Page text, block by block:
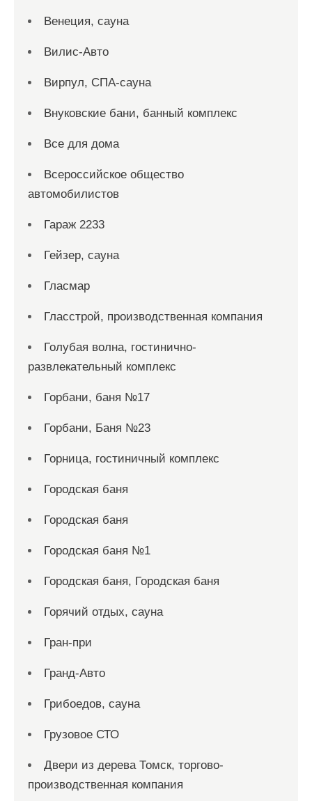
Венеция, сауна
Вилис-Авто
Вирпул, СПА-сауна
Внуковские бани, банный комплекс
Все для дома
Всероссийское общество
автомобилистов
Гараж 2233
Гейзер, сауна
Гласмар
Гласстрой, производственная компания
Голубая волна, гостинично-
развлекательный комплекс
Горбани, баня №17
Горбани, Баня №23
Горница, гостиничный комплекс
Городская баня
Городская баня
Городская баня №1
Городская баня, Городская баня
Горячий отдых, сауна
Гран-при
Гранд-Авто
Грибоедов, сауна
Грузовое СТО
Двери из дерева Томск, торгово-
производственная компания